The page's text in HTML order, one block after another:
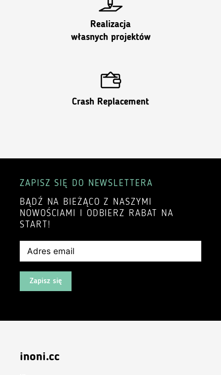
Realizacja
własnych projektów
Crash Replacement
ZAPISZ SIĘ DO NEWSLETTERA
BĄDŹ NA BIEŻĄCO Z NASZYMI
NOWOŚCIAMI I ODBIERZ RABAT NA
START!
Zapisz się
inoni.cc